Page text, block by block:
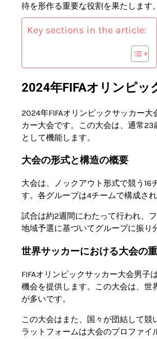
待を形作る重要な役割を果たします。
Key sections in the article:
2024年FIFAオリンピッ
2024年FIFAオリンピックサッカー
カー大会です。この大会は、通常
として機能します。
大会の形式と構造の概要
大会は、ノックアウト形式で競う
す。各グループは4チームで構成さ
試合は約2週間にわたって行われ、
地域予選に基づいてグループに振り
世界サッカーにおける大会の
FIFAオリンピックサッカー大会男子
機会を提供します。この大会は、世
が多いです。
この大会はまた、国々が団結して
ラットフォームは大会のプロファイ